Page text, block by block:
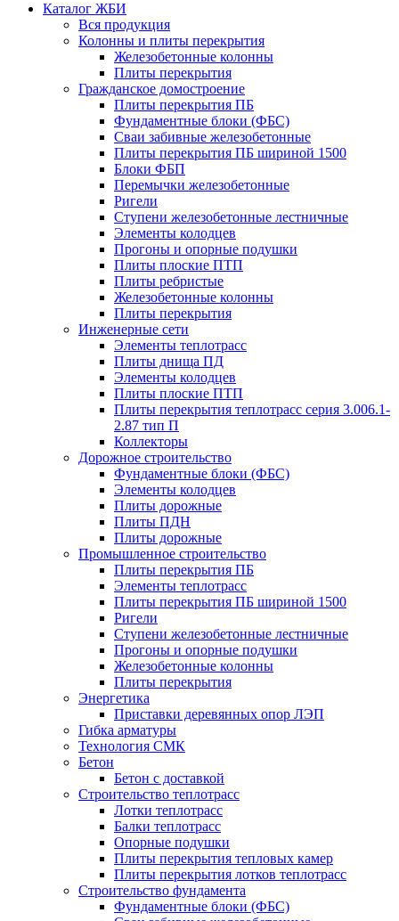
Каталог ЖБИ
Вся продукция
Колонны и плиты перекрытия
Железобетонные колонны
Плиты перекрытия
Гражданское домостроение
Плиты перекрытия ПБ
Фундаментные блоки (ФБС)
Сваи забивные железобетонные
Плиты перекрытия ПБ шириной 1500
Блоки ФБП
Перемычки железобетонные
Ригели
Ступени железобетонные лестничные
Элементы колодцев
Прогоны и опорные подушки
Плиты плоские ПТП
Плиты ребристые
Железобетонные колонны
Плиты перекрытия
Инженерные сети
Элементы теплотрасс
Плиты днища ПД
Элементы колодцев
Плиты плоские ПТП
Плиты перекрытия теплотрасс серия 3.006.1-
2.87 тип П
Коллекторы
Дорожное строительство
Фундаментные блоки (ФБС)
Элементы колодцев
Плиты дорожные
Плиты ПДН
Плиты дорожные
Промышленное строительство
Плиты перекрытия ПБ
Элементы теплотрасс
Плиты перекрытия ПБ шириной 1500
Ригели
Ступени железобетонные лестничные
Прогоны и опорные подушки
Железобетонные колонны
Плиты перекрытия
Энергетика
Приставки деревянных опор ЛЭП
Гибка арматуры
Технология СМК
Бетон
Бетон с доставкой
Строительство теплотрасс
Лотки теплотрасс
Балки теплотрасс
Опорные подушки
Плиты перекрытия тепловых камер
Плиты перекрытия лотков теплотрасс
Строительство фундамента
Фундаментные блоки (ФБС)